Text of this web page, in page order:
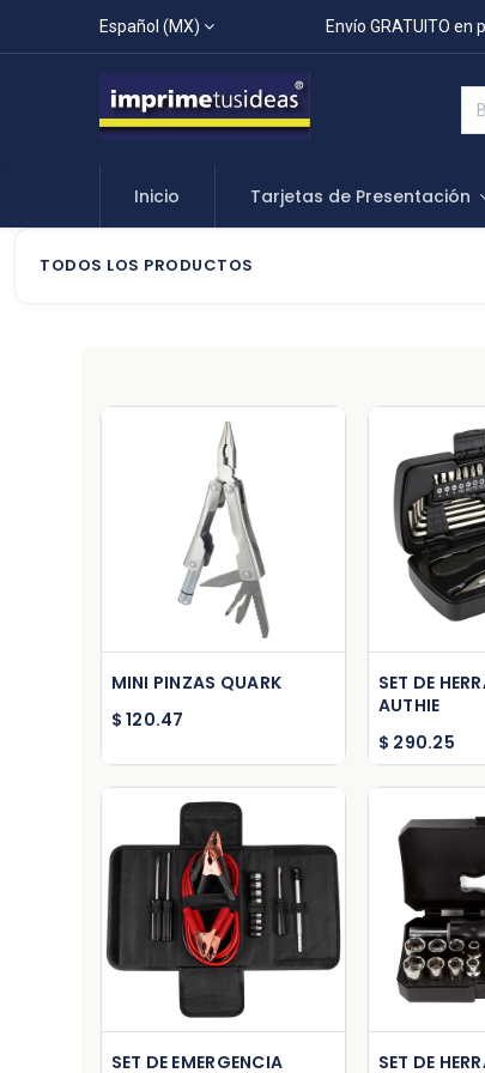
Español (MX) Envío GRATUITO
Inicio Tarjetas de Presentación
TODOS LOS PRODUCTOS
Add to Cart
MINI PINZAS QUARK
$120.47
SET DE
AUTHIE
$ 290.25
Add to Cart
SET DE EMERGENCIA
SET DE